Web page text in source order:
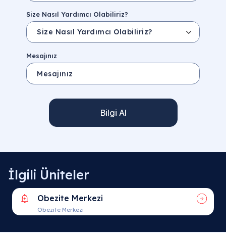
Size Nasıl Yardımcı Olabiliriz?
Mesajınız
Bilgi Al
İlgili Üniteler
Obezite Merkezi
Obezite Merkezi